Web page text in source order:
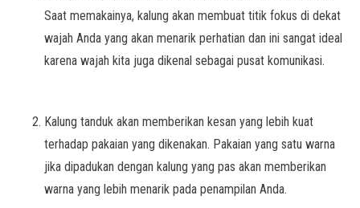
Saat memakainya, kalung akan membuat titik fokus di dekat
wajah Anda yang akan menarik perhatian dan ini sangat ideal
karena wajah kita juga dikenal sebagai pusat komunikasi.
Kalung tanduk akan memberikan kesan yang lebih kuat
terhadap pakaian yang dikenakan. Pakaian yang satu warna
jika dipadukan dengan kalung yang pas akan memberikan
warna yang lebih menarik pada penampilan Anda.